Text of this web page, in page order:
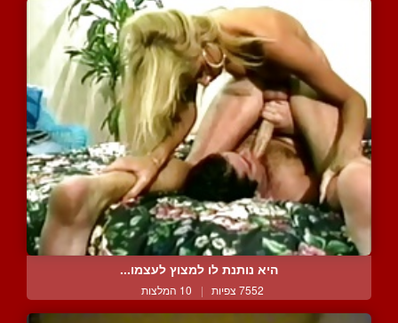
היא נותנת לו למצוץ לעצמו...
7552 צפיות | 10 המלצות